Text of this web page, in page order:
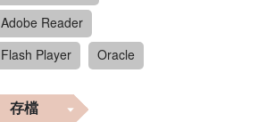
Adobe Reader
Flash Player
Oracle
存檔